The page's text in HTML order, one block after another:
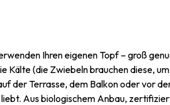
Ihren eigenen Topf – groß
Kälte (die Zwiebeln brauchen diese,
der Terrasse, dem Balkon oder vor
Aus biologischem Anbau,